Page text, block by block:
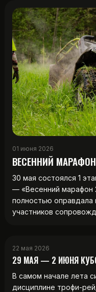
01 июня 2026
ВЕСЕННИЙ
30 мая состоялся 1
— «Весенний марафон
полностью оправдала
участников
22 мая 2026
29 МАЯ — 2 ИЮНЯ
В самом начале лета
дисциплине трофи-